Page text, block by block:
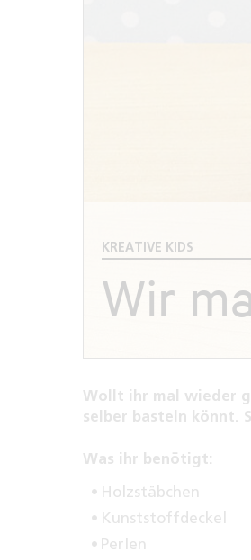
KREATIVE KIDS
Wir
Wollt ihr mal wieder
selber basteln könnt.
Was ihr benötigt:
Holzstäbchen
Kunststoffdeckel
Perlen